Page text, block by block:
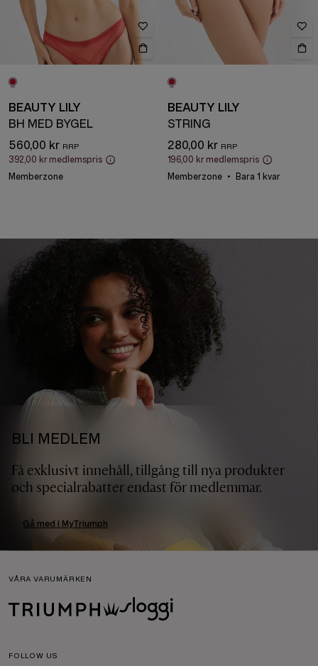
BEAUTY LILY
BH MED BYGEL
560,00 kr
392,00 kr medlemspris
Memberzone
BEAUTY LILY
STRING
280,00 kr
196,00 kr medlemspris
Memberzone
Bara 1 kvar
BLI MEDLEM
Få exklusivt innehåll, tillgång till nya produkter
och specialrabatter endast för medlemmar.
Gå med i MyTriumph
VÅRA VARUMÄRKEN
FOLLOW US